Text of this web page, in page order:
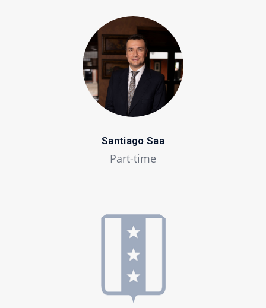
Santiago Saa
Part-time